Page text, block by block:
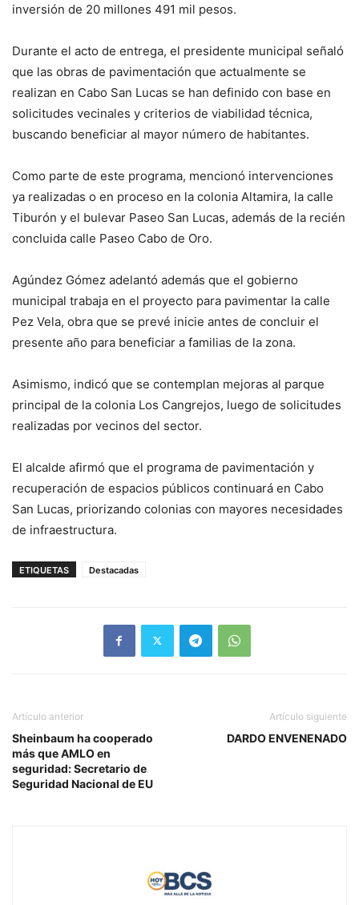
inversión de 20 millones 491 mil pesos.
Durante el acto de entrega, el presidente municipal señaló
que las obras de pavimentación que actualmente se
realizan en Cabo San Lucas se han definido con base en
solicitudes vecinales y criterios de viabilidad técnica,
buscando beneficiar al mayor número de habitantes.
Como parte de este programa, mencionó intervenciones
ya realizadas o en proceso en la colonia Altamira, la calle
Tiburón y el bulevar Paseo San Lucas, además de la recién
concluida calle Paseo Cabo de Oro.
Agúndez Gómez adelantó además que el gobierno
municipal trabaja en el proyecto para pavimentar la calle
Pez Vela, obra que se prevé inicie antes de concluir el
presente año para beneficiar a familias de la zona.
Asimismo, indicó que se contemplan mejoras al parque
principal de la colonia Los Cangrejos, luego de solicitudes
realizadas por vecinos del sector.
El alcalde afirmó que el programa de pavimentación y
recuperación de espacios públicos continuará en Cabo
San Lucas, priorizando colonias con mayores necesidades
de infraestructura.
ETIQUETAS Destacadas
Artículo anterior
Sheinbaum ha cooperado
más que AMLO en
seguridad: Secretario de
Seguridad Nacional de EU
Artículo siguiente
DARDO ENVENENADO